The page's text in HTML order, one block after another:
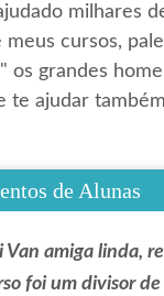
milhares
meus cursos,
os grandes
te ajudar
de Alunas
Van amiga linda,
foi um divisor de